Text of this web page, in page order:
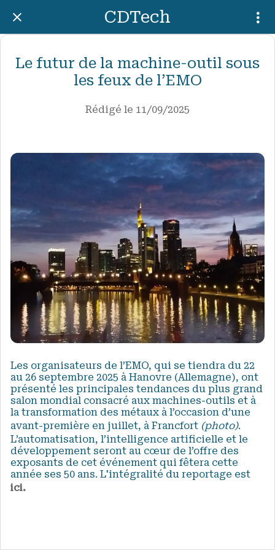
CDTech
Le futur de la machine-outil sous
les feux de l’EMO
Rédigé le 11/09/2025
Les organisateurs de l’EMO, qui se tiendra du 22
au 26 septembre 2025 à Hanovre (Allemagne), ont
présenté les principales tendances du plus grand
salon mondial consacré aux machines-outils et à
la transformation des métaux à l’occasion d’une
avant-première en juillet, à Francfort (photo).
L’automatisation, l’intelligence artificielle et le
développement seront au cœur de l’offre des
exposants de cet événement qui fêtera cette
année ses 50 ans. L'intégralité du reportage est
ici.